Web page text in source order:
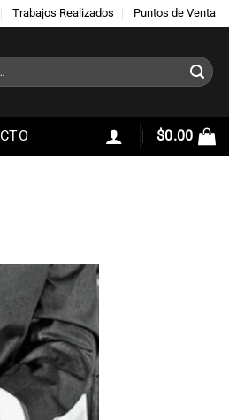
Trabajos Realizados Puntos de Venta
$0.00